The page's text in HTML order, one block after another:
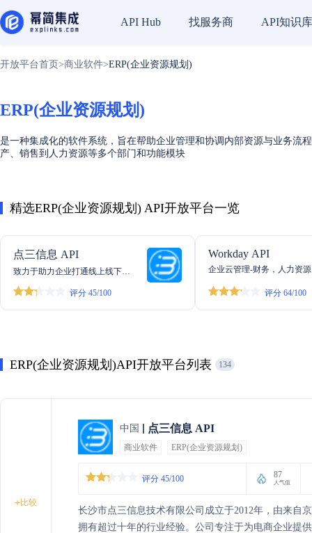
API Hub 找服务商 API知识库
开放平台首页 >商业软件>ERP(企业资源规划)
ERP(企业资源规划)
是一种集成化的软件系统，旨在帮助企业管理和协调内部资源与业务流
产、销售到人力资源等多个部门和功能模块
精选ERP(企业资源规划) API开放平台一览
点三信息 API
致力于助力企业打通线上线下订
牌品质，值得信赖评分 45/100
Workday API
企业云管理-财务，人力资
评分 64/100
ERP(企业资源规划)API开放平台列表 134
+比较
中国 点三信息 API
商业软件 ERP(企业资源规划)
评分 45/100 87
人气值
长沙市点三信息技术有限公司成立于2012年，由来自
拥有超过十年的行业经验。公司专注于为电商企业提